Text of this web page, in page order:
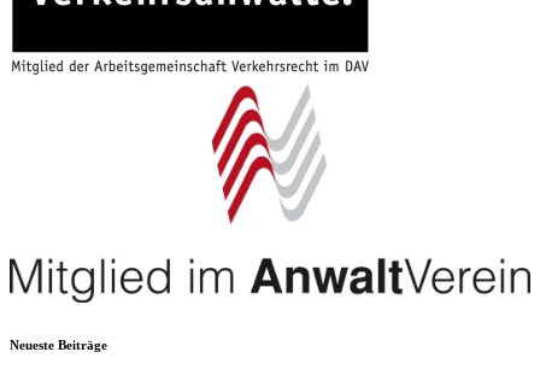
Neueste Beiträge